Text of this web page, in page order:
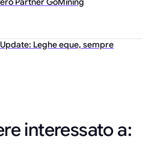
Leghe eque, sempre
interessato a: